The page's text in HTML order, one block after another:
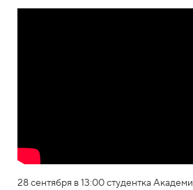
28 сентября в 13:00 студентка